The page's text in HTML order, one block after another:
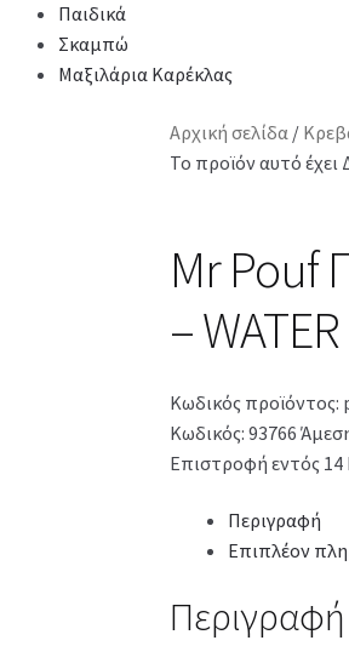
Παιδικά
Σκαμπώ
Μαξιλάρια Καρέκλας
Αρχική σελίδα /
Το προϊόν αυτό
Mr Pouf
–
Κωδικός προϊόντος:
Κωδικός: 93766
Επιστροφή εντός
Περιγραφή
Επιπλέον
Περιγραφή